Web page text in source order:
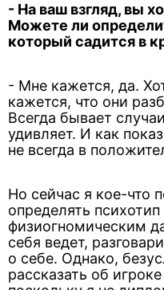
- На ваш взгляд, вы
Можете ли
который садится в
- Мне кажется, да.
кажется, что они
Всегда бывает
удивляет. И как
не всегда в
Но сейчас я кое-что
определять
физиогномическим
себя ведет,
о себе. Однако,
рассказать об